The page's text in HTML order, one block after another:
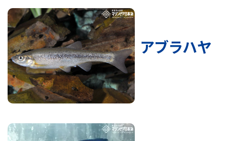
アブラハヤ